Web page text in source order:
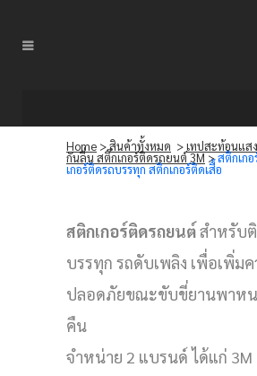
Home >สินค้าทั้งหมด >เทปสะท้อนแส
กันลื่น สติ๊กเกอร์ติดรถยนต์ 3M>สติกเก
เกอร์ติดรถบรรทุก สติกเกอร์ติดเสื้อ
สติกเกอร์ติดรถยนต์สำหรับ
บรรทุก รถดับเพลิง เพื่อเพิ่มค
ปลอดภัยขณะขับขี่ยานพาหน
คืน
จำหน่าย 2 แบรนด์ ได้แก่ 3M